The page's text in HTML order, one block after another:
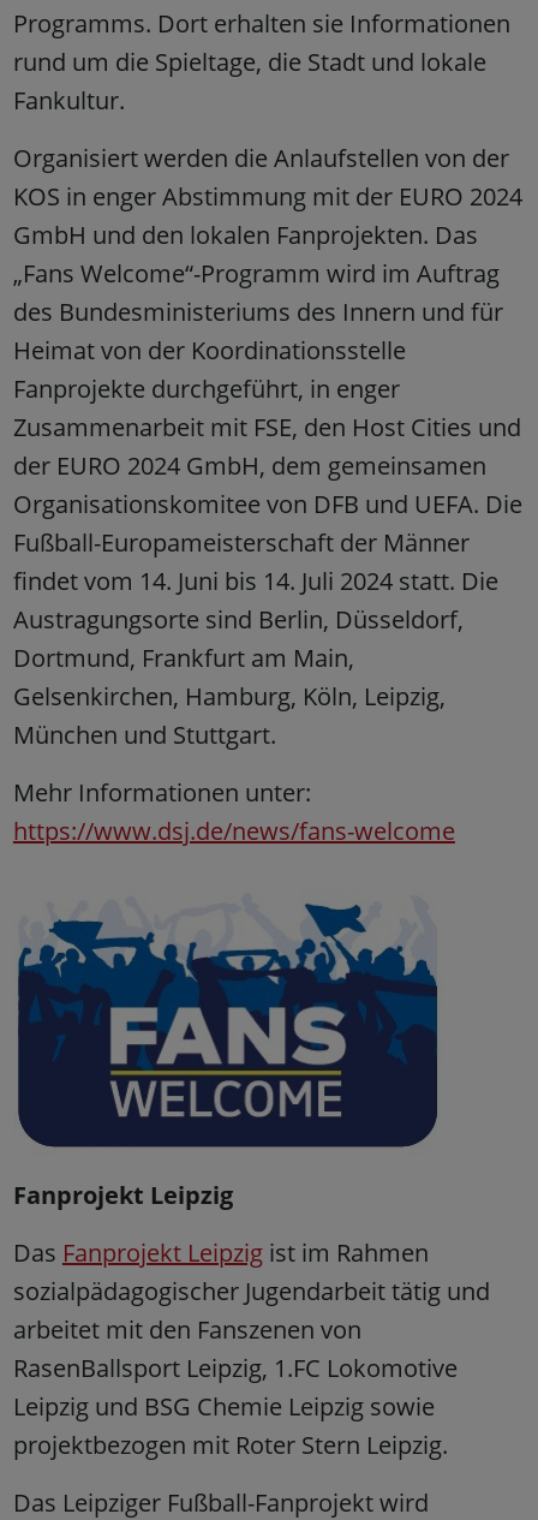
Programms. Dort erhalten sie Informationen
rund um die Spieltage, die Stadt und lokale
Fankultur.
Organisiert werden die Anlaufstellen von der
KOS in enger Abstimmung mit der EURO 2024
GmbH und den lokalen Fanprojekten. Das
„Fans Welcome“-Programm wird im Auftrag
des Bundesministeriums des Innern und für
Heimat von der Koordinationsstelle
Fanprojekte durchgeführt, in enger
Zusammenarbeit mit FSE, den Host Cities und
der EURO 2024 GmbH, dem gemeinsamen
Organisationskomitee von DFB und UEFA. Die
Fußball-Europameisterschaft der Männer
findet vom 14. Juni bis 14. Juli 2024 statt. Die
Austragungsorte sind Berlin, Düsseldorf,
Dortmund, Frankfurt am Main,
Gelsenkirchen, Hamburg, Köln, Leipzig,
München und Stuttgart.
Mehr Informationen unter:
https://www.dsj.de/news/fans-welcome
Fanprojekt Leipzig
Das Fanprojekt Leipzigist im Rahmen
sozialpädagogischer Jugendarbeit tätig und
arbeitet mit den Fanszenen von
RasenBallsport Leipzig, 1.FC Lokomotive
Leipzig und BSG Chemie Leipzig sowie
projektbezogen mit Roter Stern Leipzig.
Das Leipziger Fußball-Fanprojekt wird